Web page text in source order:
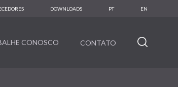
DOWNLOADS PT EN
CONOSCO CONTATO